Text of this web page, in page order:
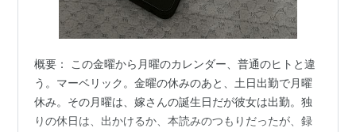
概要： この金曜から月曜のカレンダー、普通のヒトと違
う。マーベリック。金曜の休みのあと、土日出勤で月曜
休み。その月曜は、嫁さんの誕生日だが彼女は出勤。独
りの休日は、出かけるか、本読みのつもりだったが、録